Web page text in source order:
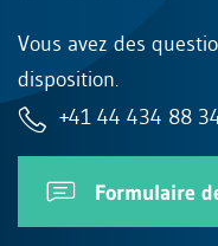
Vous avez des
disposition.
+41 44 434 88
Formulaire